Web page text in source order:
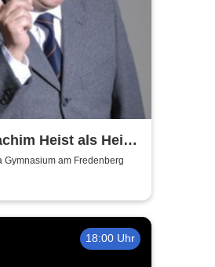
Heist als Heinz
Gedicht
Gymnasium am Fredenberg
18:00 Uhr